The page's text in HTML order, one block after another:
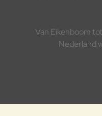
Van Eikenboom
Nederland